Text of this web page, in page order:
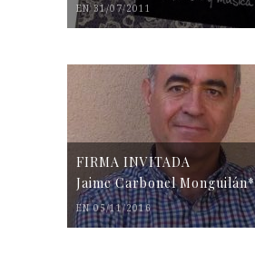
EN 31/07/2011
FIRMA INVITADA
Jaime Carbonel Monguilán*
EN 05/11/2016